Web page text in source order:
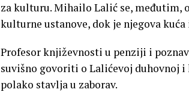
za kulturu. Mihailo Lalić se, međutim,
kulturne ustanove, dok je njegova
Profesor književnosti u penziji i
suvišno govoriti o Lalićevoj duhovnoj
polako stavlja u zaborav.